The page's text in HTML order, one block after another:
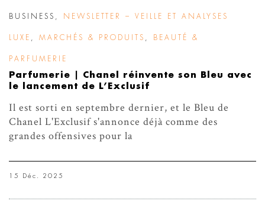
BUSINESS NEWSLETTER – VEILLE ET ANALYSES
LUXE MARCHÉS & PRODUITS BEAUTÉ &
PARFUMERIE
Parfumerie | Chanel réinvente son Bleu avec
le lancement de L’Exclusif
Il est sorti en septembre dernier, et le Bleu de
Chanel L'Exclusif s'annonce déjà comme des
grandes offensives pour la
15 Déc. 2025